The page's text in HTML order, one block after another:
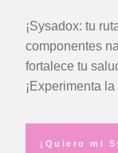
¡Sysadox: tu
componentes
fortalece tu
¡Experimenta
¡Quiero mi